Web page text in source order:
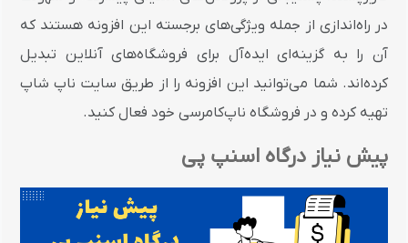
در راه‌اندازی از جمله ویژگی‌های برجسته این افزونه هستند که
آن را به گزینه‌ای ایده‌آل برای فروشگاه‌های آنلاین تبدیل
کرده‌اند. شما می‌توانید این افزونه را از طریق سایت ناپ‌ شاپ
تهیه کرده و در فروشگاه ناپ‌کامرسی خود فعال کنید.
پیش نیاز درگاه اسنپ پی